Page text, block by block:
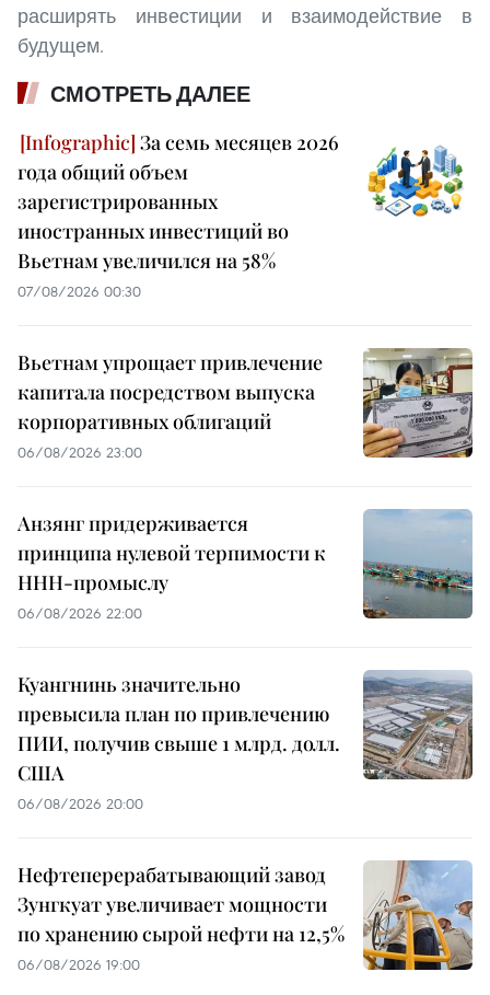
расширять инвестиции и взаимодействие в
будущем.
СМОТРЕТЬ ДАЛЕЕ
За семь месяцев 2026
года общий объем
зарегистрированных
иностранных инвестиций во
Вьетнам увеличился на 58%
07/08/2026 00:30
Вьетнам упрощает привлечение
капитала посредством выпуска
корпоративных облигаций
06/08/2026 23:00
Анзянг придерживается
принципа нулевой терпимости к
ННН-промыслу
06/08/2026 22:00
Куангнинь значительно
превысила план по привлечению
ПИИ, получив свыше 1 млрд. долл.
США
06/08/2026 20:00
Нефтеперерабатывающий завод
Зунгкуат увеличивает мощности
по хранению сырой нефти на 12,5%
06/08/2026 19:00